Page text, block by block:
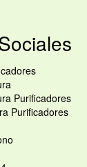
Purificadores
Purificadores